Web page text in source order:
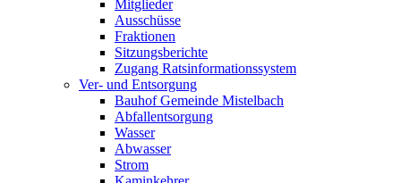
Mitglieder
Ausschüsse
Fraktionen
Sitzungsberichte
Zugang Ratsinformationssystem
Ver- und Entsorgung
Bauhof Gemeinde Mistelbach
Abfallentsorgung
Wasser
Abwasser
Strom